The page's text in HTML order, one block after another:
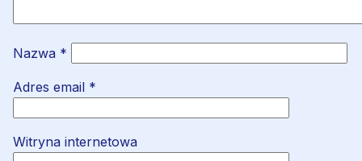
Nazwa *
Adres email *
Witryna internetowa